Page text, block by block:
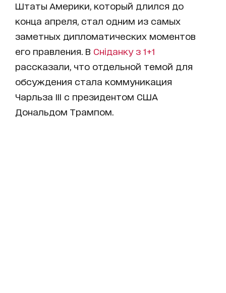
Штаты Америки, который длился до
конца апреля, стал одним из самых
заметных дипломатических моментов
его правления. В Сніданку з 1+1
рассказали, что отдельной темой для
обсуждения стала коммуникация
Чарльза III с президентом США
Дональдом Трампом.